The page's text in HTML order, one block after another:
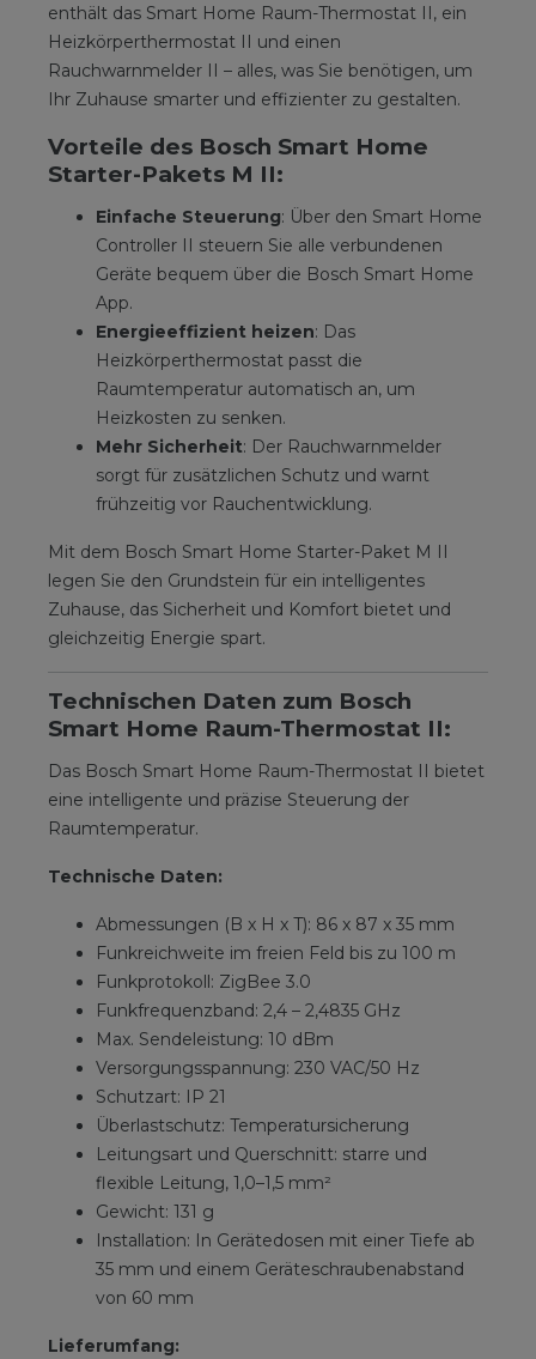
enthält das Smart Home Raum-Thermostat II, ein
Heizkörperthermostat II und einen
Rauchwarnmelder II – alles, was Sie benötigen, um
Ihr Zuhause smarter und effizienter zu gestalten.
Vorteile des Bosch Smart Home
Starter-Pakets M II:
Einfache Steuerung: Über den Smart Home
Controller II steuern Sie alle verbundenen
Geräte bequem über die Bosch Smart Home
App.
Energieeffizient heizen: Das
Heizkörperthermostat passt die
Raumtemperatur automatisch an, um
Heizkosten zu senken.
Mehr Sicherheit: Der Rauchwarnmelder
sorgt für zusätzlichen Schutz und warnt
frühzeitig vor Rauchentwicklung.
Mit dem Bosch Smart Home Starter-Paket M II
legen Sie den Grundstein für ein intelligentes
Zuhause, das Sicherheit und Komfort bietet und
gleichzeitig Energie spart.
Technischen Daten zum Bosch
Smart Home Raum-Thermostat II:
Das Bosch Smart Home Raum-Thermostat II bietet
eine intelligente und präzise Steuerung der
Raumtemperatur.
Technische Daten:
Abmessungen (B x H x T): 86 x 87 x 35 mm
Funkreichweite im freien Feld bis zu 100 m
Funkprotokoll: ZigBee 3.0
Funkfrequenzband: 2,4 – 2,4835 GHz
Max. Sendeleistung: 10 dBm
Versorgungsspannung: 230 VAC/50 Hz
Schutzart: IP 21
Überlastschutz: Temperatursicherung
Leitungsart und Querschnitt: starre und
flexible Leitung, 1,0–1,5 mm²
Gewicht: 131 g
Installation: In Gerätedosen mit einer Tiefe ab
35 mm und einem Geräteschraubenabstand
von 60 mm
Lieferumfang: